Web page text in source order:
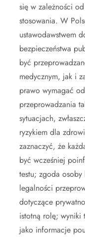
się w zależności
stosowania. W
ustawodawstwem
bezpieczeństwa
być
medycznym, jak i
prawo wymagać
przeprowadzania
sytuacjach,
ryzykiem dla
zaznaczyć, że
być wcześniej
testu; zgoda
legalności
dotyczące
istotną rolę; wyniki
jako informacje